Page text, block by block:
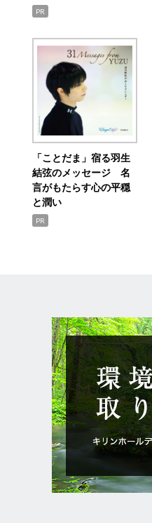
PR
「ことだま」宿る羽生
結弦のメッセージ 名
言がもたらす心の平穏
と潤い
PR